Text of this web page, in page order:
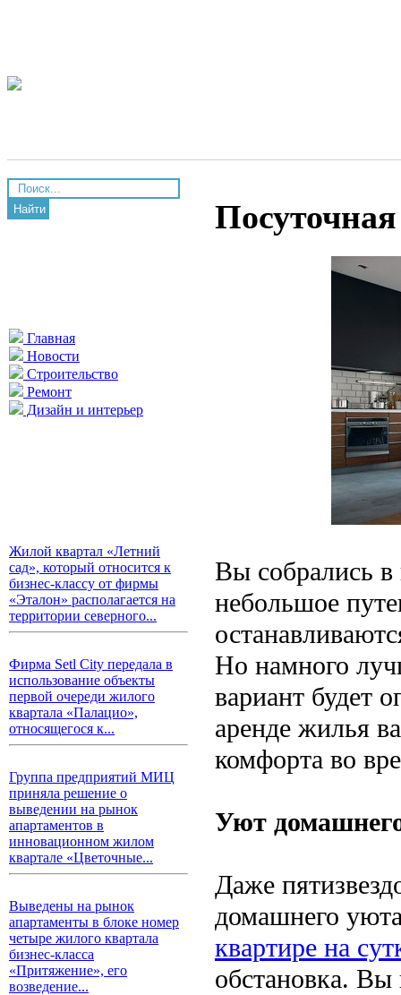
Найти
Главная
Новости
Строительство
Ремонт
Дизайн и интерьер
Жилой квартал «Летний
сад», который относится к
бизнес-классу от фирмы
«Эталон» располагается на
территории северного...
Фирма Setl City передала в
использование объекты
первой очереди жилого
квартала «Палацио»,
относящегося к...
Группа предприятий МИЦ
приняла решение о
выведении на рынок
апартаментов в
инновационном жилом
квартале «Цветочные...
Выведены на рынок
апартаменты в блоке номер
четыре жилого квартала
бизнес-класса
«Притяжение», его
возведение...
Вы собрались
небольшое
Но намного
вариант будет
аренде жилья
комфорта во
Уют
Даже
домашнего
квартире на
обстановка. Вы